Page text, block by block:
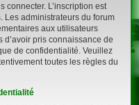
connecter. L’inscription est
Les administrateurs du forum
aux utilisateurs
d’avoir pris connaissance de
de confidentialité. Veuillez
toutes les règles du